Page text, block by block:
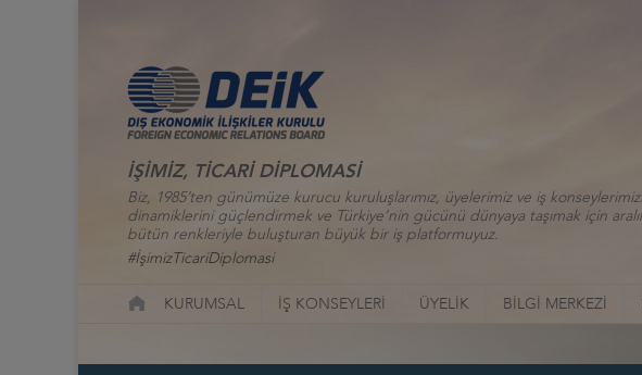
İŞİMİZ, TİCARİ DİPLOMASİ
Biz, 1985’ten günümüze kurucu kuruluşlarımız, üyelerimiz ve iş
dinamiklerini güçlendirmek ve Türkiye’nin gücünü dünyaya taşımak için
bütün renkleriyle buluşturan büyük bir iş platformuyuz.
#İşimizTicariDiplomasi
KURUMSAL İŞ KONSEYLERİ ÜYELİK BİLGİ MERKEZİ